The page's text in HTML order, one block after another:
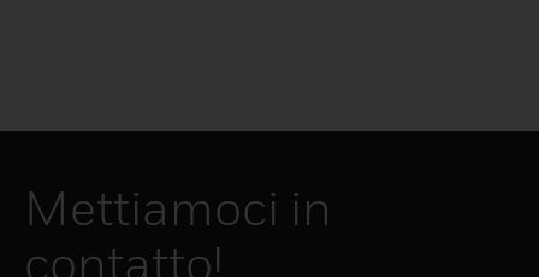
Mettiamoci in
contatto!